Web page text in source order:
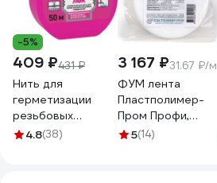
-5%
409 ₽431 ₽
Нить для
герметизации
резьбовых
соединений
4.8(38)
3 167 ₽31.67 ₽/м
ФУМ лента
Пластполимер-
Пром Профи,
0,1х15 мм, 100 м
5(14)